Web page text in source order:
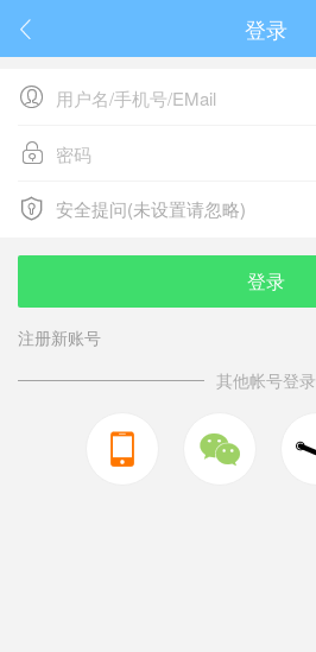
 登录


 安全提问(未设置请忽略)
安全提问(未设置请忽略)
登录
注册新账号
其他帐号登录
 